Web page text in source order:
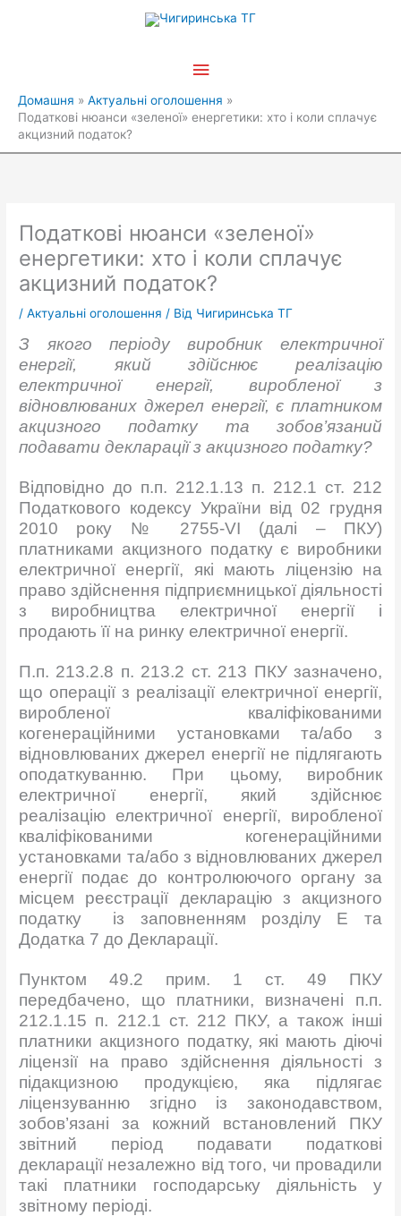
Головне
Домашня
Актуальні оголошення
Податкові нюанси «зеленої» енергетики: хто і коли сплачує
акцизний податок?
Податкові нюанси «зеленої»
енергетики: хто і коли сплачує
акцизний податок?
/Актуальні оголошення / Від Чигиринська ТГ
З якого періоду виробник електричної
енергії, який здійснює реалізацію
електричної енергії, виробленої з
відновлюваних джерел енергії, є платником
акцизного податку та зобов’язаний
подавати декларації з акцизного податку?
Відповідно до п.п. 212.1.13 п. 212.1 ст. 212
Податкового кодексу України від 02 грудня
2010 року № 2755-VI (далі – ПКУ)
платниками акцизного податку є виробники
електричної енергії, які мають ліцензію на
право здійснення підприємницької діяльності
з виробництва електричної енергії і
продають її на ринку електричної енергії.
П.п. 213.2.8 п. 213.2 ст. 213 ПКУ зазначено,
що операції з реалізації електричної енергії,
виробленої кваліфікованими
когенераційними установками та/або з
відновлюваних джерел енергії не підлягають
оподаткуванню. При цьому, виробник
електричної енергії, який здійснює
реалізацію електричної енергії, виробленої
кваліфікованими когенераційними
установками та/або з відновлюваних джерел
енергії подає до контролюючого органу за
місцем реєстрації декларацію з акцизного
податку із заповненням розділу Е та
Додатка 7 до Декларації.
Пунктом 49.2 прим. 1 ст. 49 ПКУ
передбачено, що платники, визначені п.п.
212.1.15 п. 212.1 ст. 212 ПКУ, а також інші
платники акцизного податку, які мають діючі
ліцензії на право здійснення діяльності з
підакцизною продукцією, яка підлягає
ліцензуванню згідно із законодавством,
зобов’язані за кожний встановлений ПКУ
звітний період подавати податкові
декларації незалежно від того, чи провадили
такі платники господарську діяльність у
звітному періоді.